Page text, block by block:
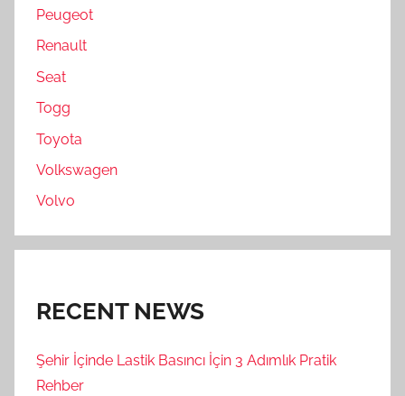
Peugeot
Renault
Seat
Togg
Toyota
Volkswagen
Volvo
RECENT NEWS
Şehir İçinde Lastik Basıncı İçin 3 Adımlık Pratik
Rehber